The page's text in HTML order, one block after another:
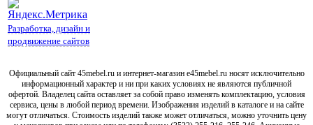
Разработка, дизайн и
продвижение сайтов
Официальный сайт 45mebel.ru и интернет-магазин e45mebel.ru носят исключительно
информационный характер и ни при каких условиях не являются публичной
офертой. Владелец сайта оставляет за собой право изменять комплектацию, условия
сервиса, цены в любой период времени. Изображения изделий в каталоге и на сайте
могут отличаться. Стоимость изделий также может отличаться, можно уточнить цену